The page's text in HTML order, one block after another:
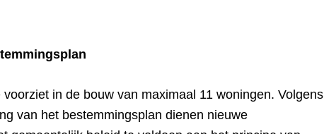
in de bouw van maximaal 11 woningen. Volgens
van het bestemmingsplan dienen nieuwe